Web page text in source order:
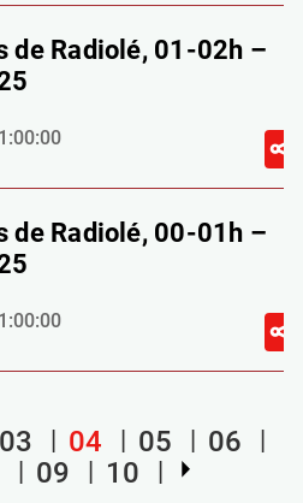
de Radiolé, 01-02h –
de Radiolé, 00-01h –
03 04 05
06
09 10